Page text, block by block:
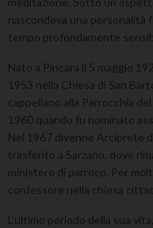
nascondeva una personalità
tempo profondamente
Nato a Pincara il 5 maggio
1953 nella Chiesa di San
cappellano alla Parrocchia
1960 quando fu nominato
Nel 1967 divenne Arciprete
trasferito a Sarzano, dove
ministero di parroco. Per
confessore nella chiesa
L’ultimo periodo della sua